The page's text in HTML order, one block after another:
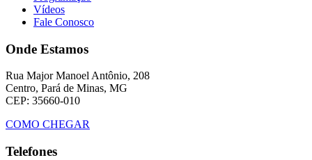
Vídeos
Fale Conosco
Onde Estamos
Rua Major Manoel Antônio, 208
Centro, Pará de Minas, MG
CEP: 35660-010
COMO CHEGAR
Telefones